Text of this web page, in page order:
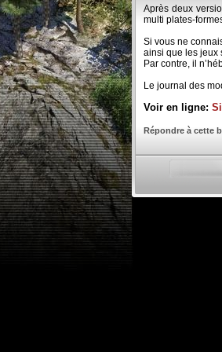
Après deux
multi plates-
Si vous ne
ainsi que les jeux
Par contre, il
Le journal des
Voir en ligne:
Répondre à cette